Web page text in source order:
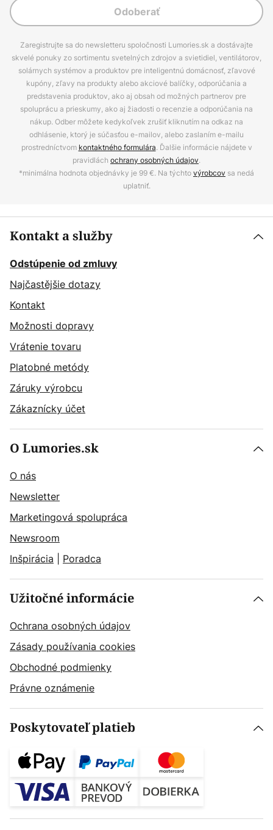
Odoberať
Zaregistrujte sa do newsletteru spoločnosti Lumories.sk a dostávajte
skvelé ponuky zo sortimentu svetelných zdrojov a svietidiel, ventilátorov,
solárnych systémov a produktov pre inteligentnú domácnosť, zľavové
kupóny, zľavy na produkty alebo akciové balíčky, odporúčania a
predstavenia produktov, ako aj obsah od možných partnerov pre
spoluprácu a prieskumy, ako aj žiadosti o recenzie a odporúčania na
nákup. Odber môžete kedykoľvek zrušiť kliknutím na odkaz na
odhlásenie, ktorý je súčasťou e-mailov, alebo zaslaním e-mailu
prostredníctvom kontaktného formulára. Ďalšie informácie nájdete v
pravidlách ochrany osobných údajov.
*minimálna hodnota objednávky je 99 €. Na týchtovýrobcov sa nedá
uplatniť.
Kontakt a služby
Odstúpenie od zmluvy
Najčastějšie dotazy
Kontakt
Možnosti dopravy
Vrátenie tovaru
Platobné metódy
Záruky výrobcu
Zákaznícky účet
O Lumories.sk
O nás
Newsletter
Marketingová spolupráca
Newsroom
Inšpirácia
Poradca
Užitočné informácie
Ochrana osobných údajov
Zásady používania cookies
Obchodné podmienky
Právne oznámenie
Poskytovateľ platieb